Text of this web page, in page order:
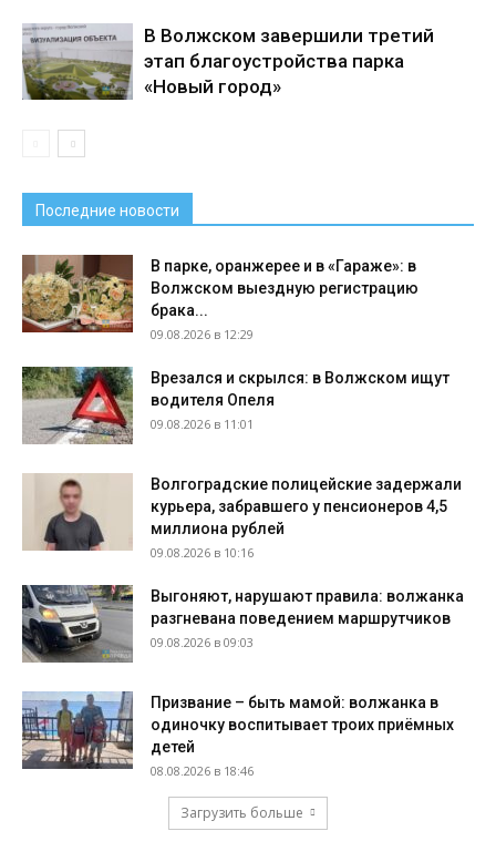
В Волжском завершили третий
этап благоустройства парка
«Новый город»
Последние новости
В парке, оранжерее и в «Гараже»: в
Волжском выездную регистрацию
брака...
09.08.2026 в 12:29
Врезался и скрылся: в Волжском ищут
водителя Опеля
09.08.2026 в 11:01
Волгоградские полицейские задержали
курьера, забравшего у пенсионеров 4,5
миллиона рублей
09.08.2026 в 10:16
Выгоняют, нарушают правила: волжанка
разгневана поведением маршрутчиков
09.08.2026 в 09:03
Призвание – быть мамой: волжанка в
одиночку воспитывает троих приёмных
детей
08.08.2026 в 18:46
Загрузить больше